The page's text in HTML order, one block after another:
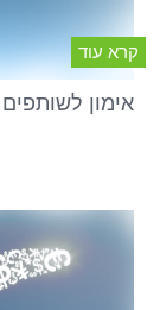
קרא עוד
אימון לשותפים